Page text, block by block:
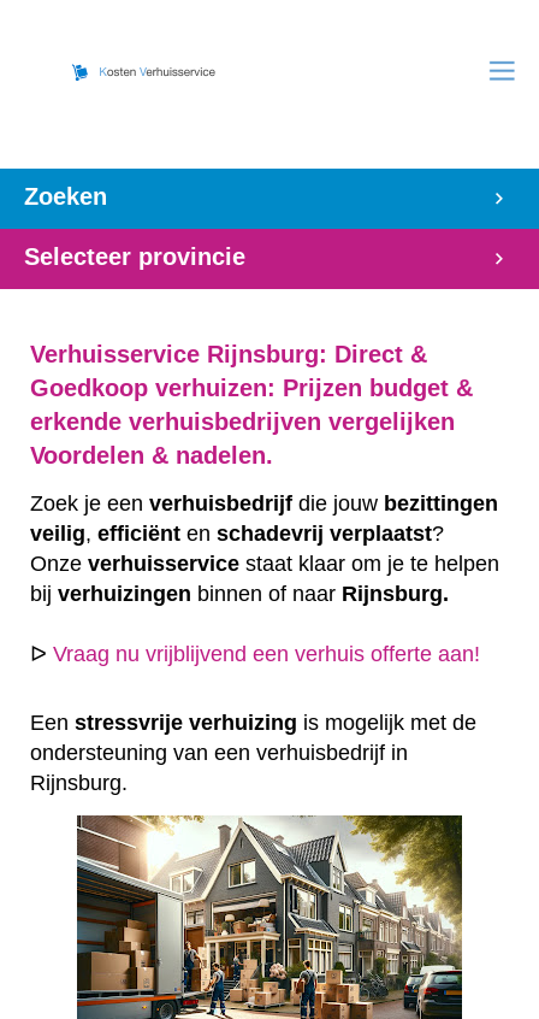
Zoeken
Selecteer provincie
Verhuisservice Rijnsburg: Direct &
Goedkoop verhuizen: Prijzen budget &
erkende verhuisbedrijven vergelijken
Voordelen & nadelen.
Zoek je een verhuisbedrijf die jouw bezittingen
veilig, efficiënt en schadevrij verplaatst?
Onze verhuisservice staat klaar om je te helpen
bij verhuizingen binnen of naar Rijnsburg.
ᐅ Vraag nu vrijblijvend een verhuis offerte aan!
Een stressvrije verhuizing is mogelijk met de
ondersteuning van een verhuisbedrijf in
Rijnsburg.